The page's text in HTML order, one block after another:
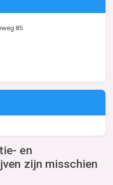
85
en
zijn misschien